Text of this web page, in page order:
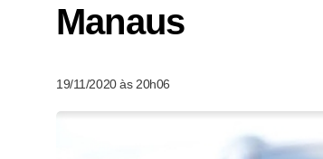
Manaus
19/11/2020 às 20h06